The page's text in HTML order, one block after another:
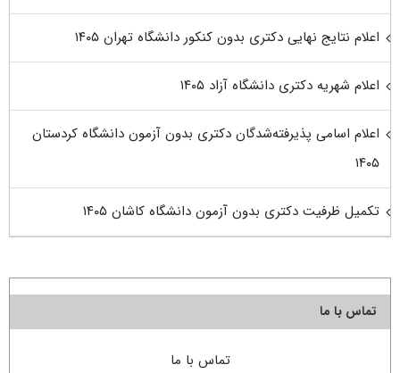
اعلام نتایج نهایی دکتری بدون کنکور دانشگاه تهران ۱۴۰۵
اعلام شهریه دکتری دانشگاه آزاد ۱۴۰۵
اعلام اسامی پذیرفته‌شدگان دکتری بدون آزمون دانشگاه کردستان
۱۴۰۵
تکمیل ظرفیت دکتری بدون آزمون دانشگاه کاشان ۱۴۰۵
تماس با ما
تماس با ما